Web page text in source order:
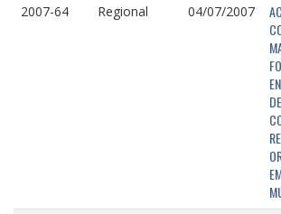
2007-64 Regional 04/07/2007